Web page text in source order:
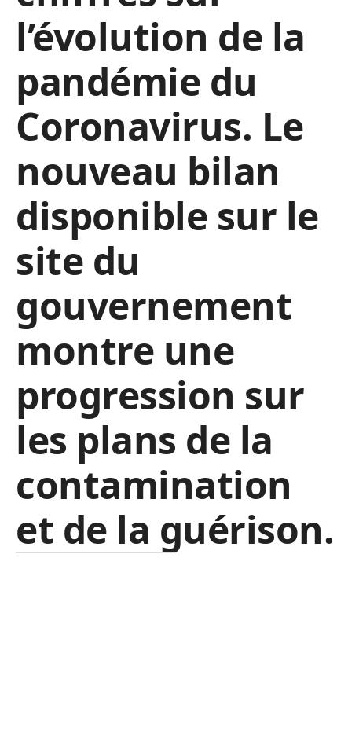
l’évolution de la
pandémie du
Coronavirus. Le
nouveau bilan
disponible sur le
site du
gouvernement
montre une
progression sur
les plans de la
contamination
et de la guérison.